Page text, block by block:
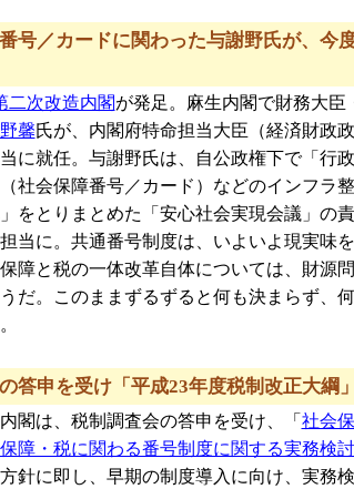
号／カードに関わった与謝野氏が、今
二次改造内閣が発足。麻生内閣で財務大
馨氏が、内閣府特命担当大臣（経済財政
に就任。与謝野氏は、自公政権下で「行
社会保障番号／カード）などのインフラ
をとりまとめた「安心社会実現会議」の
当に。共通番号制度は、いよいよ現実味
障と税の一体改革自体については、財源
だ。このままずるずると何も決まらず、
答申を受け「平成23年度税制改正大綱
閣は、税制調査会の答申を受け、「 社会
障・税に関わる番号制度に関する実務検
針に即し、早期の制度導入に向け、実務